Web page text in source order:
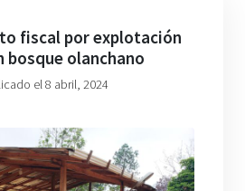
fiscal por explotación
bosque olanchano
el 8 abril, 2024